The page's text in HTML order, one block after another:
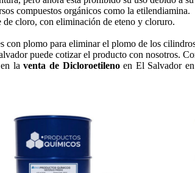
compuestos orgánicos como la etilendiamina.
cloro, con eliminación de eteno y cloruro.
con plomo para eliminar el plomo de los
puede cotizar el producto con nosotros.
en laventa de Dicloroetilenoen El Salvador